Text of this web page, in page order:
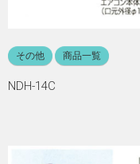
その他 商品一覧
NDH-14C